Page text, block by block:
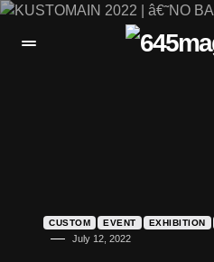
CUSTOM EVENT EXHIBITION
July 12, 2022